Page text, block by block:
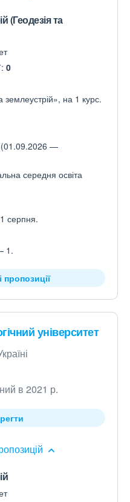
(Геодезія та
0
землеустрій», на 1 курс.
(01.09.2026 —
середня освіта
серпня.
1.
пропозиції
університет
в 2021 р.